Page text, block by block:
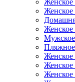
Женское
Женское
Женское
Мужское
Женское
Женское
Женское